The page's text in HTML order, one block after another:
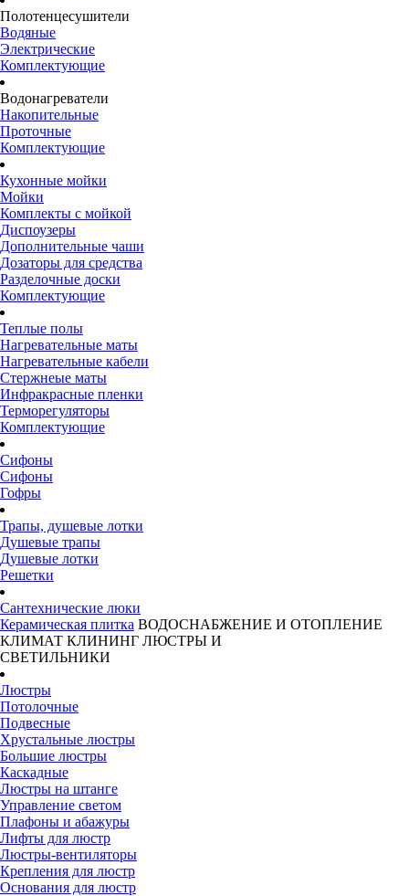
Полотенцесушители
Водяные
Электрические
Комплектующие
Водонагреватели
Накопительные
Проточные
Комплектующие
Кухонные мойки
Мойки
Комплекты с мойкой
Диспоузеры
Дополнительные чаши
Дозаторы для средства
Разделочные доски
Комплектующие
Теплые полы
Нагревательные маты
Нагревательные кабели
Стержнеые маты
Инфракрасные пленки
Терморегуляторы
Комплектующие
Сифоны
Сифоны
Гофры
Трапы, душевые лотки
Душевые трапы
Душевые лотки
Решетки
Сантехнические люки
Керамическая плитка ВОДОСНАБЖЕНИЕ И ОТОПЛЕНИЕ
КЛИМАТ КЛИНИНГ ЛЮСТРЫ И
СВЕТИЛЬНИКИ
Люстры
Потолочные
Подвесные
Хрустальные люстры
Большие люстры
Каскадные
Люстры на штанге
Управление светом
Плафоны и абажуры
Лифты для люстр
Люстры-вентиляторы
Крепления для люстр
Основания для люстр